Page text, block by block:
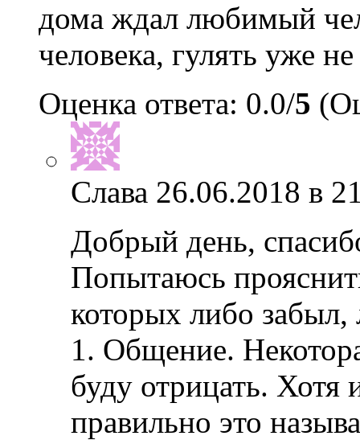
дома ждал любимый
человека, гулять уже
Оценка ответа: 0.0/5
Слава 26.06.2018 в
Добрый день,
Попытаюсь
которых либо
1. Общение.
буду отрицать. Хотя
правильно это